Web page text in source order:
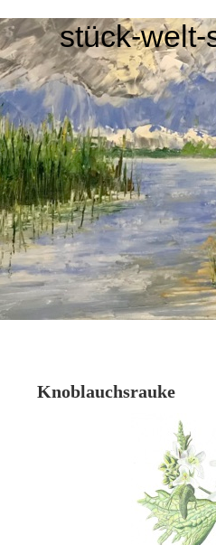
stück-welt-
Knoblauchsrauke